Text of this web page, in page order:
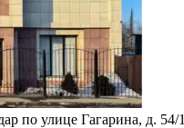
по улице Гагарина, д. 54/1